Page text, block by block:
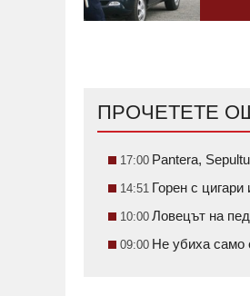
ПРОЧЕТЕТЕ
17:00 Pantera,
14:51 Горен с
10:00 Ловецът на
09:00 Не убиха само